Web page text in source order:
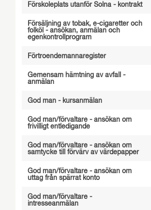
Förskoleplats utanför Solna - kontrakt
Försäljning av tobak, e-cigaretter och
folköl - ansökan, anmälan och
egenkontrollprogram
Förtroendemannaregister
Gemensam hämtning av avfall -
anmälan
God man - kursanmälan
God man/förvaltare - ansökan om
frivilligt entledigande
God man/förvaltare - ansökan om
samtycke till förvärv av värdepapper
God man/förvaltare - ansökan om
uttag från spärrat konto
God man/förvaltare -
intresseanmälan